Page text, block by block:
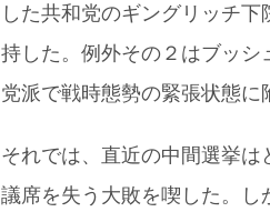
した共和党のギングリッチ
持した。例外その２はブッ
党派で戦時態勢の緊張状態に
それでは、直近の中間選挙
議席を失う大敗を喫した。